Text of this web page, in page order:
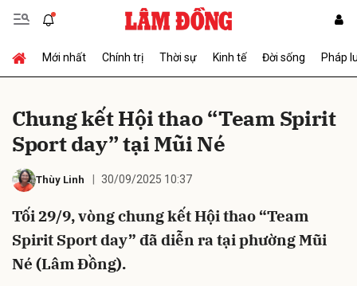
Mới nhất Chính trị Thời sự Kinh tế Đời sống Pháp
Chung kết Hội thao “Team Spirit
Sport day” tại Mũi Né
Thùy Linh 30/09/2025 10:37
Tối 29/9, vòng chung kết Hội thao “Team
Spirit Sport day” đã diễn ra tại phường Mũi
Né (Lâm Đồng).
Gửi bình luận
Hủy Gửi